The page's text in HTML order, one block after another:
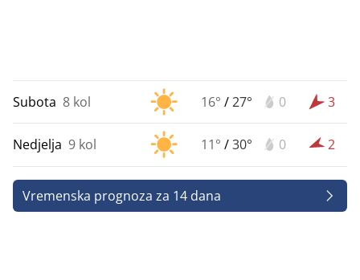
Subota 8 kol 16° /27° 0 3
Nedjelja 9 kol 11° /30° 0 2
Vremenska prognoza za 14 dana